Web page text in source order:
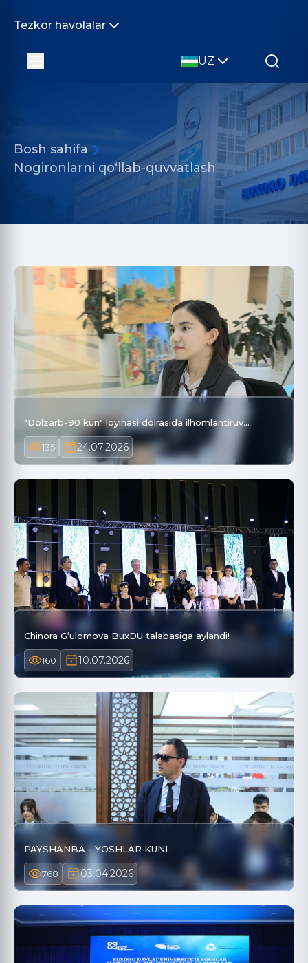
Tezkor havolalar
UZ
Bosh sahifa
Nogironlarni qo‘llab-quvvatlash
"Dolzarb-90 kun" loyihasi doirasida ilhomlantiruv…
135 24.07.2026
Chinora G‘ulomova BuxDU talabasiga aylandi!
160 10.07.2026
PAYSHANBA - YOSHLAR KUNI
768 03.04.2026